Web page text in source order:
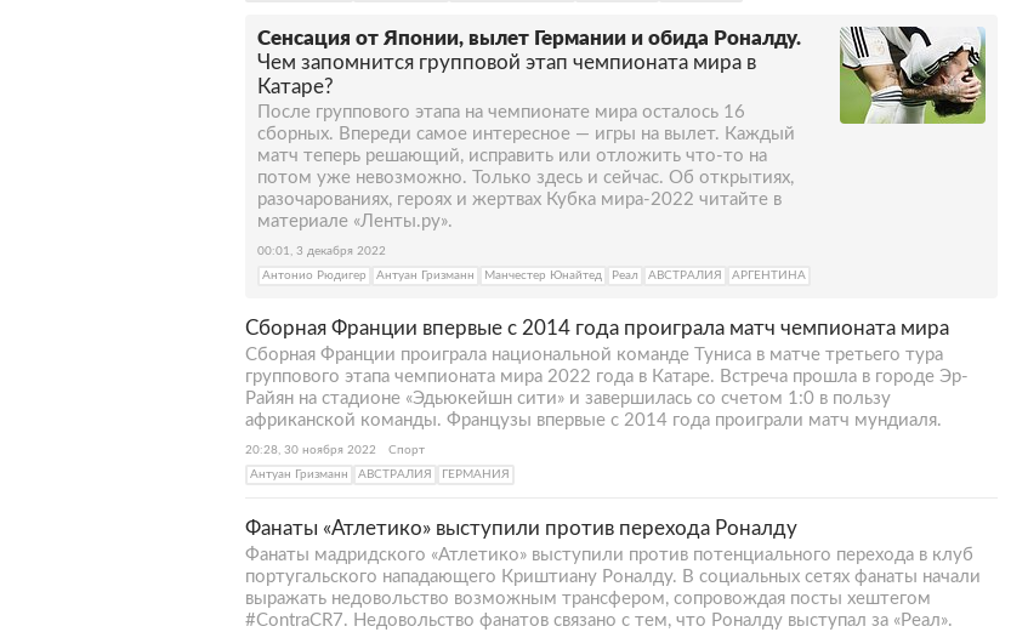
Сенсация от Японии, вылет Германии и обида Роналду.
Чем запомнится групповой этап чемпионата мира в
Катаре?
После группового этапа на чемпионате мира осталось 16
сборных. Впереди самое интересное — игры на вылет. Каждый
матч теперь решающий, исправить или отложить что-то на
потом уже невозможно. Только здесь и сейчас. Об открытиях,
разочарованиях, героях и жертвах Кубка мира-2022 читайте в
материале «Ленты.ру».
00:01, 3 декабря 2022
Антонио Рюдигер
Антуан Гризманн Манчестер Юнайтед Реал АВСТРАЛИЯ АРГЕНТИНА
Сборная Франции впервые с 2014 года проиграла матч чемпионата мира
Сборная Франции проиграла национальной команде Туниса в матче третьего тура
группового этапа чемпионата мира 2022 года в Катаре. Встреча прошла в городе Эр-
Райян на стадионе «Эдьюкейшн сити» и завершилась со счетом 1:0 в пользу
африканской команды. Французы впервые с 2014 года проиграли матч мундиаля.
20:28, 30 ноября 2022
Спорт
Антуан Гризманн
АВСТРАЛИЯ ГЕРМАНИЯ
Фанаты «Атлетико» выступили против перехода Роналду
Фанаты мадридского «Атлетико» выступили против потенциального перехода в клуб
португальского нападающего Криштиану Роналду. В социальных сетях фанаты начали
выражать недовольство возможным трансфером, сопровождая посты хештегом
#ContraCR7. Недовольство фанатов связано с тем, что Роналду выступал за «Реал».